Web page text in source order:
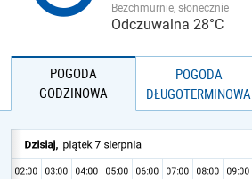
Bezchmurnie, słonecznie
Odczuwalna 28°C
POGODA
GODZINOWA
POGODA
DŁUGOTERMINOWA